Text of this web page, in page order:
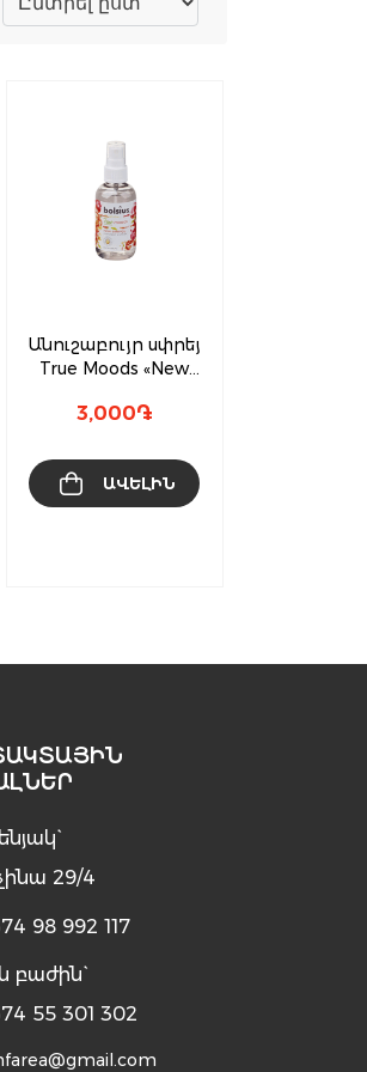
Անուշաբույր սփրեյ
True Moods «New
3,000֏
ԱՎԵԼԻՆ
29/4
98 992 117
բաժին`
55 301 302